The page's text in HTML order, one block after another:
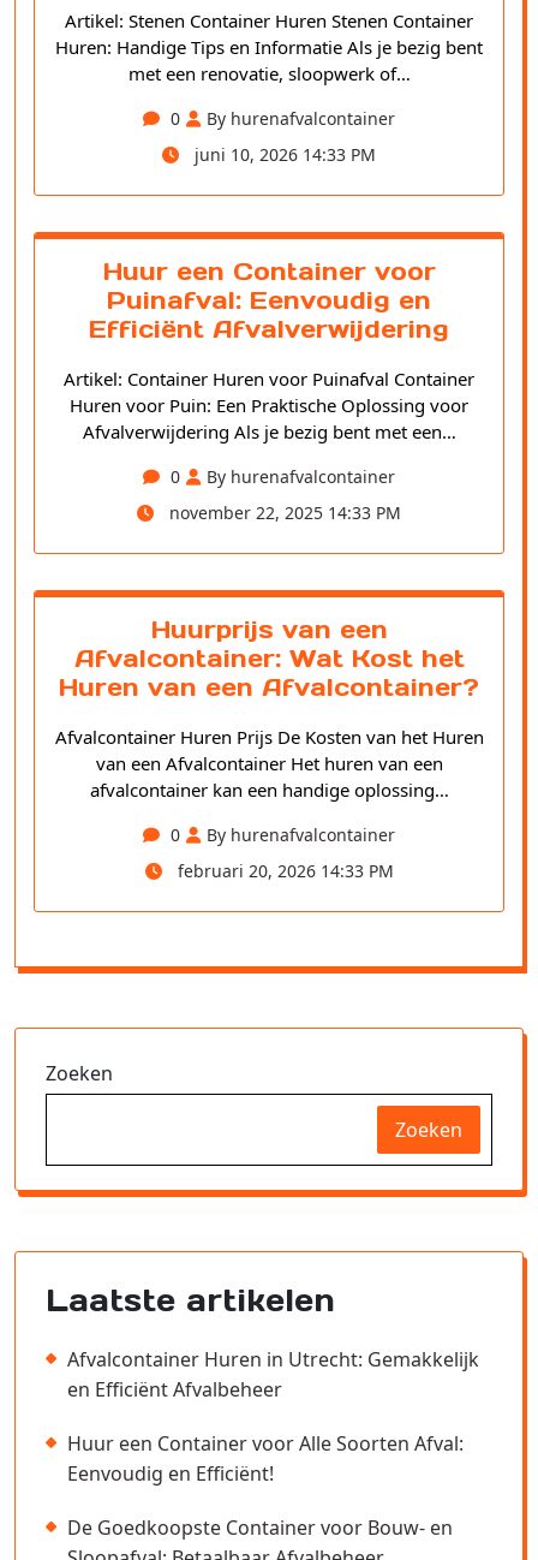
Artikel: Stenen Container Huren Stenen Container
Huren: Handige Tips en Informatie Als je bezig bent
met een renovatie, sloopwerk of…
0
By hurenafvalcontainer
juni 10, 2026 14:33 PM
Huur een Container voor
Puinafval: Eenvoudig en
Efficiënt Afvalverwijdering
Artikel: Container Huren voor Puinafval Container
Huren voor Puin: Een Praktische Oplossing voor
Afvalverwijdering Als je bezig bent met een…
0
By hurenafvalcontainer
november 22, 2025 14:33 PM
Huurprijs van een
Afvalcontainer: Wat Kost het
Huren van een Afvalcontainer?
Afvalcontainer Huren Prijs De Kosten van het Huren
van een Afvalcontainer Het huren van een
afvalcontainer kan een handige oplossing…
0
By hurenafvalcontainer
februari 20, 2026 14:33 PM
Zoeken
Zoeken
Laatste artikelen
Afvalcontainer Huren in Utrecht: Gemakkelijk
en Efficiënt Afvalbeheer
Huur een Container voor Alle Soorten Afval:
Eenvoudig en Efficiënt!
De Goedkoopste Container voor Bouw- en